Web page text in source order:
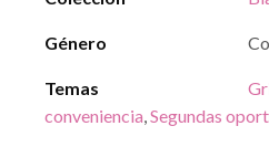
Género
Temas
conveniencia,Segundas